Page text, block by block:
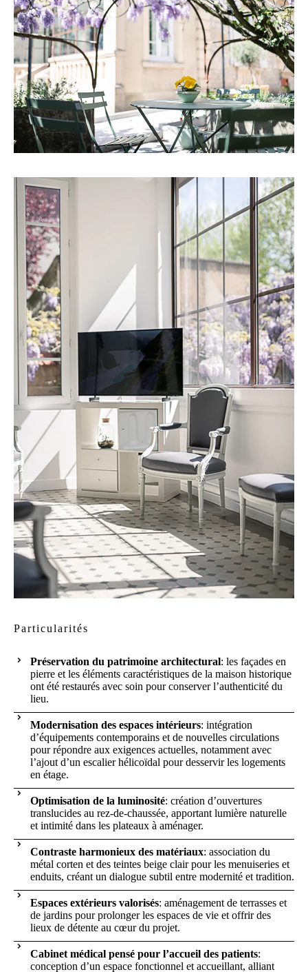
Particularités
Préservation du patrimoine architectural: les façades en
pierre et les éléments caractéristiques de la maison historique
ont été restaurés avec soin pour conserver l’authenticité du
lieu.
Modernisation des espaces intérieurs: intégration
d’équipements contemporains et de nouvelles circulations
pour répondre aux exigences actuelles, notamment avec
l’ajout d’un escalier hélicoïdal pour desservir les logements
en étage.
Optimisation de la luminosité: création d’ouvertures
translucides au rez-de-chaussée, apportant lumière naturelle
et intimité dans les plateaux à aménager.
Contraste harmonieux des matériaux: association du
métal corten et des teintes beige clair pour les menuiseries et
enduits, créant un dialogue subtil entre modernité et tradition.
Espaces extérieurs valorisés: aménagement de terrasses et
de jardins pour prolonger les espaces de vie et offrir des
lieux de détente au cœur du projet.
Cabinet médical pensé pour l’accueil des patients:
conception d’un espace fonctionnel et accueillant, alliant